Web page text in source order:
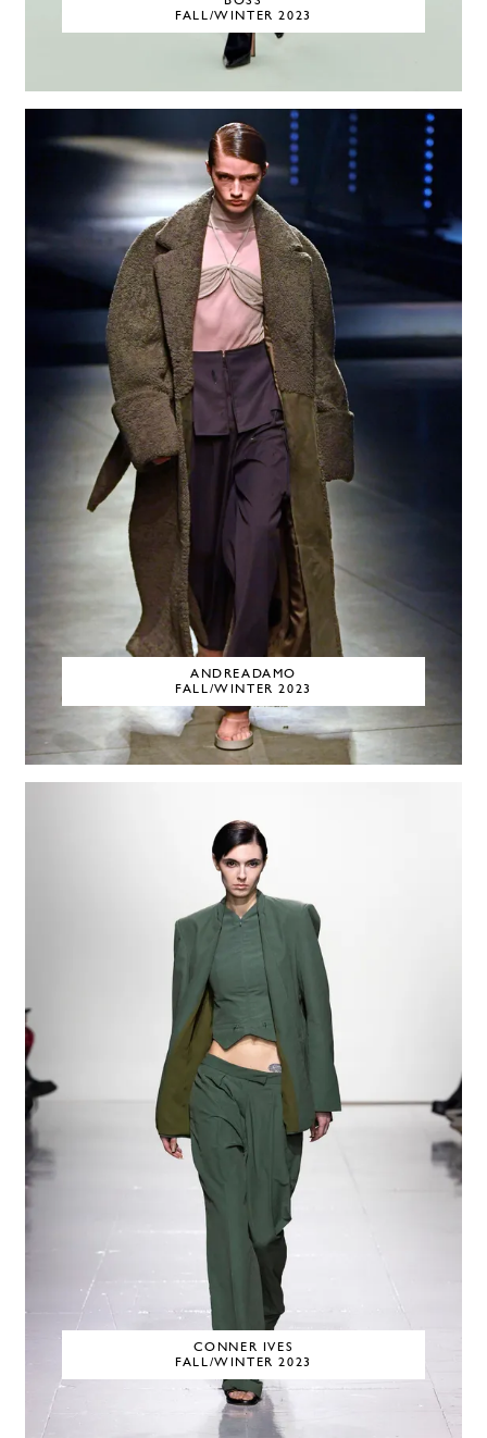
FALL/WINTER 2023
ANDREADAMO
FALL/WINTER 2023
CONNER IVES
FALL/WINTER 2023